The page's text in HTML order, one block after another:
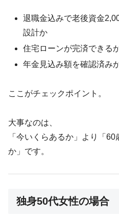
退職金込みで老後資金
設計か
住宅ローンが完済できる
年金見込み額を確認済み
ここがチェックポイント。
大事なのは、
「今いくらあるか」より「
か」です。
独身50代女性の場合